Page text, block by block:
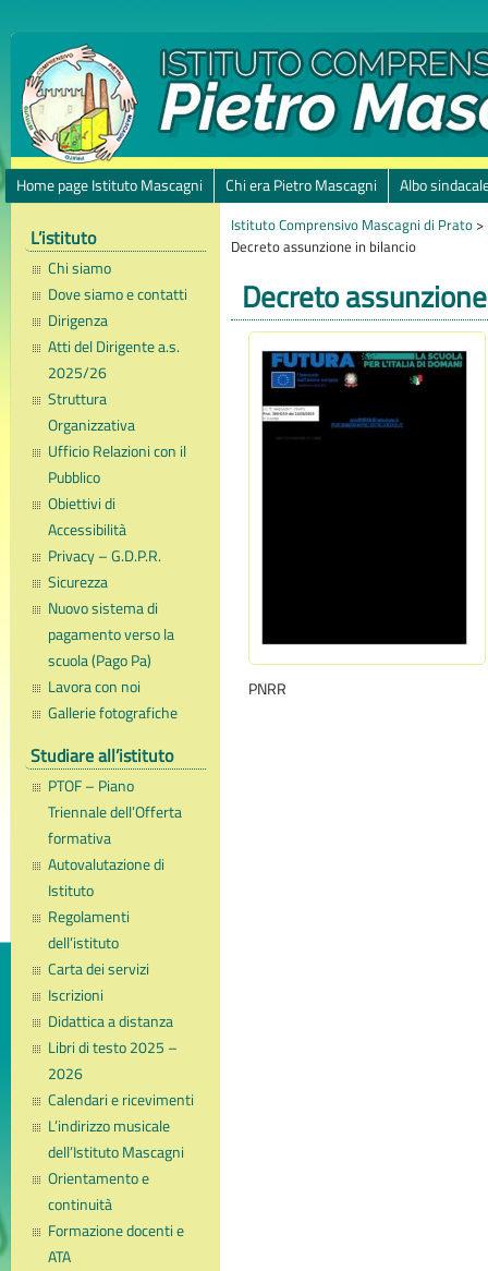
Home page Istituto Mascagni Chi era Pietro Mascagni Albo
L’istituto
Chi siamo
Dove siamo e contatti
Dirigenza
Atti del Dirigente a.s.
2025/26
Struttura
Organizzativa
Ufficio Relazioni con il
Pubblico
Obiettivi di
Accessibilità
Privacy – G.D.P.R.
Sicurezza
Nuovo sistema di
pagamento verso la
scuola (Pago Pa)
Lavora con noi
Gallerie fotografiche
Studiare all’istituto
PTOF – Piano
Triennale dell’Offerta
formativa
Autovalutazione di
Istituto
Regolamenti
dell’istituto
Carta dei servizi
Iscrizioni
Didattica a distanza
Libri di testo 2025 –
2026
Calendari e ricevimenti
L’indirizzo musicale
dell’Istituto Mascagni
Orientamento e
continuità
Formazione docenti e
ATA
Istituto Comprensivo Mascagni di Prato>
Decreto assunzione in bilancio
Decreto
PNRR